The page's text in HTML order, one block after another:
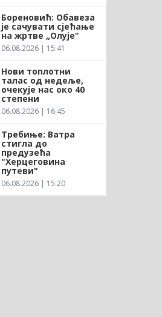
Бореновић: Обавеза
је сачувати сјећање
на жртве „Олује“
06.08.2026 | 15:41
Нови топлотни
талас од недеље,
очекује нас око 40
степени
06.08.2026 | 16:45
Требиње: Ватра
стигла до
предузећа
"Херцеговина
путеви"
06.08.2026 | 15:20